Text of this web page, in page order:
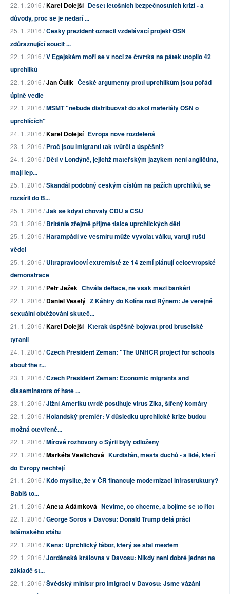
22. 1. 2016 /Karel Dolejší Deset letošních bezpečnostních krizí - a
důvody, proč se je nedaří ...
25. 1. 2016 /Česky prezident označil vzdělávací projekt OSN
zdůrazňující soucit ...
22. 1. 2016 /V Egejském moři se v noci ze čtvrtka na pátek utopilo 42
uprchlíků
22. 1. 2016 /Jan Čulík České argumenty proti uprchlíkům jsou pořád
úplně vedle
22. 1. 2016 /MŠMT "nebude distribuovat do škol materiály OSN o
uprchlících"
24. 1. 2016 /Karel Dolejší Evropa nově rozdělená
23. 1. 2016 /Proč jsou imigranti tak tvůrčí a úspěšní?
24. 1. 2016 /Děti v Londýně, jejichž mateřským jazykem není angličtina,
mají lep...
25. 1. 2016 /Skandál podobný českým číslům na pažích uprchlíků, se
rozšířil do B...
25. 1. 2016 /Jak se kdysi chovaly CDU a CSU
23. 1. 2016 /Británie zřejmě přijme tisíce uprchlických dětí
25. 1. 2016 /Harampádí ve vesmíru může vyvolat válku, varují ruští
vědci
25. 1. 2016 /Ultrapravicoví extremisté ze 14 zemí plánují celoevropské
demonstrace
22. 1. 2016 /Petr Ježek Chvála deflace, ne však mezi bankéři
22. 1. 2016 /Daniel Veselý Z Káhiry do Kolína nad Rýnem: Je veřejné
sexuální obtěžování skuteč...
21. 1. 2016 /Karel Dolejší Kterak úspěšně bojovat proti bruselské
tyranii
24. 1. 2016 /Czech President Zeman: "The UNHCR project for schools
about the r...
23. 1. 2016 /Czech President Zeman: Economic migrants and
disseminators of hate ...
23. 1. 2016 /Jižní Ameriku tvrdě postihuje virus Zika, šířený komáry
22. 1. 2016 /Holandský premiér: V důsledku uprchlické krize budou
možná otevřené...
22. 1. 2016 /Mírové rozhovory o Sýrii byly odloženy
22. 1. 2016 /Markéta Všelichová Kurdistán, města duchů - a lidé, kteří
do Evropy nechtějí
21. 1. 2016 /Kdo myslíte, že v ČR financuje modernizaci infrastruktury?
Babiš to...
21. 1. 2016 /Aneta Adámková Nevíme, co chceme, a bojíme se to říct
22. 1. 2016 /George Soros v Davosu: Donald Trump dělá práci
Islámského státu
22. 1. 2016 /Keňa: Uprchlický tábor, který se stal městem
22. 1. 2016 /Jordánská královna v Davosu: Nikdy není dobré jednat na
základě st...
22. 1. 2016 /Švédský ministr pro imigraci v Davosu: Jsme vázáni